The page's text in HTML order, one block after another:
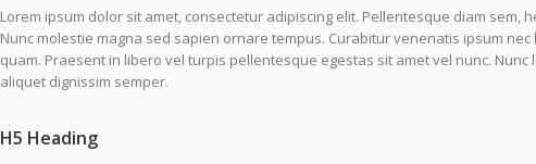
Lorem ipsum dolor sit amet, consectetur adipiscing elit. Pellentesque diam sem,
Nunc molestie magna sed sapien ornare tempus. Curabitur venenatis ipsum
quam. Praesent in libero vel turpis pellentesque egestas sit amet vel nunc.
aliquet dignissim semper.
H5 Heading